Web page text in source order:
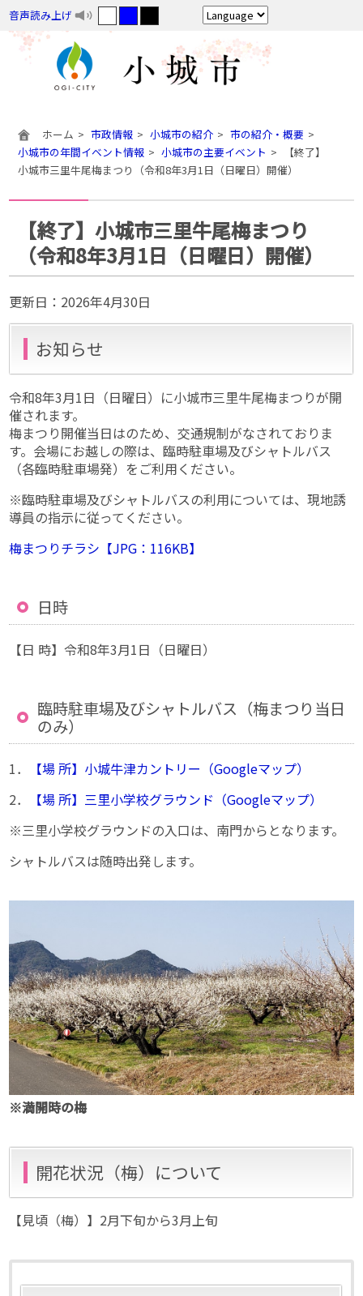
音声読み上げ
ホーム 市政情報 小城市の紹介
市の紹介・概要
小城市の年間イベント情報
小城市の主要イベント
【終了】
小城市三里牛尾梅まつり（令和8年3月1日（日曜日）開催）
【終了】小城市三里牛尾梅まつり
（令和8年3月1日（日曜日）開催）
更新日： 2026年4月30日
お知らせ
令和8年3月1日（日曜日）に小城市三里牛尾梅まつりが開
催されます。
梅まつり開催当日はのため、交通規制がなされておりま
す。会場にお越しの際は、臨時駐車場及びシャトルバス
（各臨時駐車場発）をご利用ください。
※臨時駐車場及びシャトルバスの利用については、現地誘
導員の指示に従ってください。
梅まつりチラシ【JPG：116KB】
日時
【日 時】令和8年3月1日（日曜日）
臨時駐車場及びシャトルバス（梅まつり当日
のみ）
1．
【場 所】小城牛津カントリー（Googleマップ）
2．
【場 所】三里小学校グラウンド（Googleマップ）
※三里小学校グラウンドの入口は、南門からとなります。
シャトルバスは随時出発します。
※満開時の梅
開花状況（梅）について
【見頃（梅）】2月下旬から3月上旬